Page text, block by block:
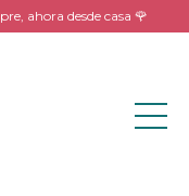
ahora desde casa 🌹